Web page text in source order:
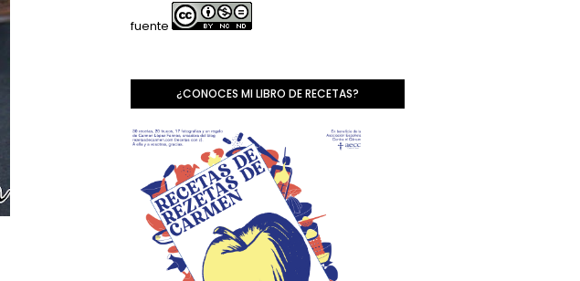
fuente
¿CONOCES MI LIBRO DE RECETAS?